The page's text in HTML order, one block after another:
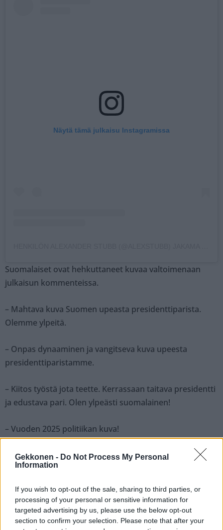
Gekkonen - Do Not Process My Personal
Information
If you wish to opt-out of the sale, sharing to third parties, or
processing of your personal or sensitive information for
targeted advertising by us, please use the below opt-out
section to confirm your selection. Please note that after your
Näytä tämä julkaisu Instagramissa
Suomalaiset ovat hehkuttaneet kuvaa valtoimenaan
julkaisun kommenteissa.
– Mahtava kuva Suomen upeasta presidenttiparista.
Olemme ylpeitä.
– Onpas dynaaminen ja vangitseva kuva upeesta
presidenttiparistamme.
– Kiitos työstä jota teette. Kerrassaan taitava presidentti
ja edustava pari. Olen ylpeästi suomalainen!
– Vuoden 2025 politiikan kuva!
Seuraa Gekkosta Instagramissa
Teksti: